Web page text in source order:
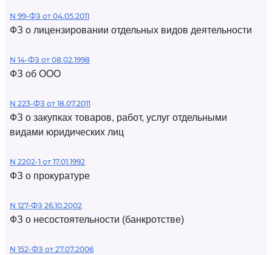
N 99-ФЗ от 04.05.2011
ФЗ о лицензировании отдельных видов деятельности
N 14-ФЗ от 08.02.1998
ФЗ об ООО
N 223-ФЗ от 18.07.2011
ФЗ о закупках товаров, работ, услуг отдельными
видами юридических лиц
N 2202-1 от 17.01.1992
ФЗ о прокуратуре
N 127-ФЗ 26.10.2002
ФЗ о несостоятельности (банкротстве)
N 152-ФЗ от 27.07.2006